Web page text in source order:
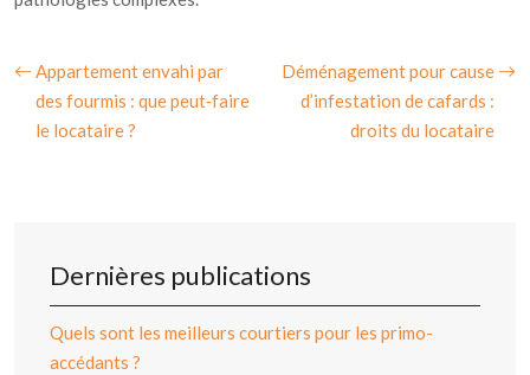
Appartement envahi par
des fourmis : que peut‑faire
le locataire ?
Déménagement pour cause
d’infestation de cafards :
droits du locataire
Dernières publications
Quels sont les meilleurs courtiers pour les primo-
accédants ?